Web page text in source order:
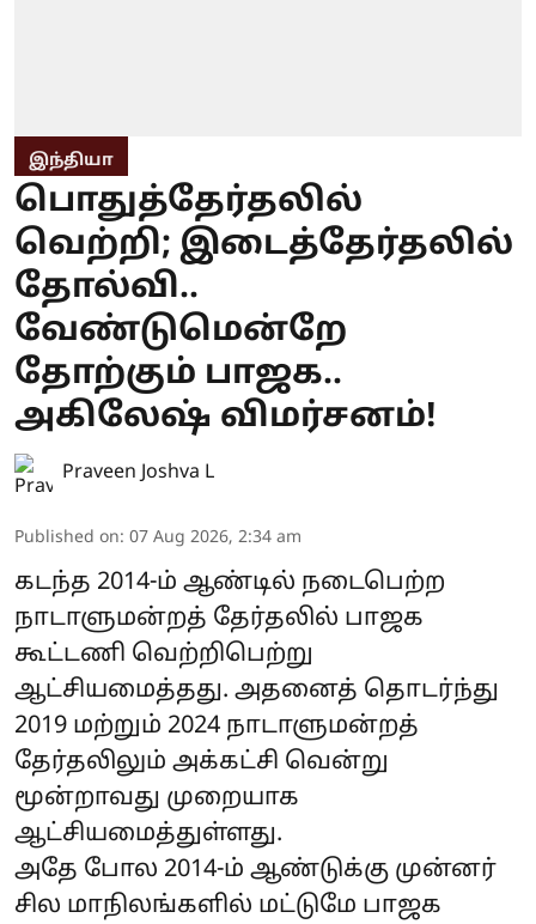
இந்தியா
பொதுத்தேர்தலில்
வெற்றி; இடைத்தேர்தலில்
தோல்வி..
வேண்டுமென்றே
தோற்கும் பாஜக..
அகிலேஷ் விமர்சனம்!
Praveen Joshva L
Published on: 07 Aug 2026, 2:34 am
கடந்த 2014-ம் ஆண்டில் நடைபெற்ற
நாடாளுமன்றத் தேர்தலில் பாஜக
கூட்டணி வெற்றிபெற்று
ஆட்சியமைத்தது. அதனைத் தொடர்ந்து
2019 மற்றும் 2024 நாடாளுமன்றத்
தேர்தலிலும் அக்கட்சி வென்று
மூன்றாவது முறையாக
ஆட்சியமைத்துள்ளது.
அதே போல 2014-ம் ஆண்டுக்கு முன்னர்
சில மாநிலங்களில் மட்டுமே பாஜக